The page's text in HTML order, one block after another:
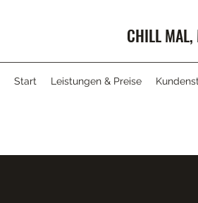
CHILL
Start Leistungen & Preise